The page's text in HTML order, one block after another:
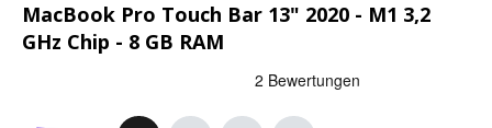
MacBook Pro Touch Bar 13" 2020 - M1 3,2
GHz Chip - 8 GB RAM